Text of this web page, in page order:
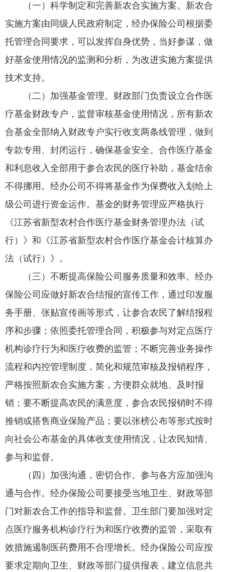
（一）科学制定和完善新农合实施方案。新农合
实施方案由同级人民政府制定，经办保险公司根据委
托管理合同要求，可以发挥自身优势，当好参谋，做
好基金使用情况的监测和分析，为改进实施方案提供
技术支持。
（二）加强基金管理。财政部门负责设立合作医
疗基金财政专户，监督审核基金使用情况，所有新农
合基金全部纳入财政专户实行收支两条线管理，做到
专款专用、封闭运行，确保基金安全。合作医疗基金
和利息收入全部用于参合农民的医疗补助，基金结余
不得挪用。经办公司不得将基金作为保费收入划给上
级公司进行资金运作。基金的财务管理应严格执行
《江苏省新型农村合作医疗基金财务管理办法（试
行）》和《江苏省新型农村合作医疗基金会计核算办
法（试行）》。
（三）不断提高保险公司服务质量和效率。经办
保险公司应做好新农合结报的宣传工作，通过印发服
务手册、张贴宣传画等形式，让参合农民了解结报程
序和步骤；依照委托管理合同，积极参与对定点医疗
机构诊疗行为和医疗收费的监管；不断完善业务操作
流程和内控管理制度，简化和规范审核及报销程序，
严格按照新农合实施方案，方便群众就地、及时报
销；要不断提高农民的满意度，参合农民报销时不得
推销或搭售商业保险产品；要以张榜公布等形式按时
向社会公布基金的具体收支使用情况，让农民知情、
参与和监督。
（四）加强沟通，密切合作。参与各方应加强沟
通与合作。经办保险公司要接受当地卫生、财政等部
门对新农合工作的指导和监督。卫生部门要加强对定
点医疗服务机构诊疗行为和医疗收费的监管，采取有
效措施遏制医药费用不合理增长。经办保险公司应按
要求定期向卫生、财政等部门提供报表，建立信息共